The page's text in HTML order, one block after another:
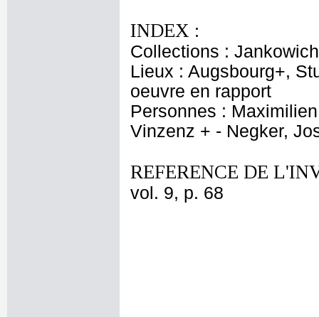
INDEX :
Collections :
Lieux : Augsbourg+,
oeuvre en rapport
Personnes :
Vinzenz + - Negker,
REFERENCE DE
vol. 9, p. 68